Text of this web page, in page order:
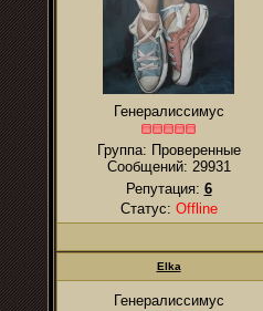
Генералиссимус
Группа: Проверенные
Сообщений: 29931
Репутация: 6
Статус: Offline
Elka
Генералиссимус